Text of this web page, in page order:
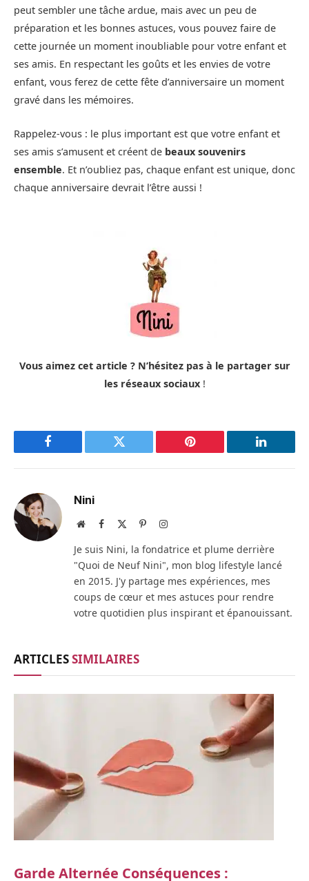
peut sembler une tâche ardue, mais avec un peu de
préparation et les bonnes astuces, vous pouvez faire de
cette journée un moment inoubliable pour votre enfant et
ses amis. En respectant les goûts et les envies de votre
enfant, vous ferez de cette fête d’anniversaire un moment
gravé dans les mémoires.
Rappelez-vous : le plus important est que votre enfant et
ses amis s’amusent et créent de beaux souvenirs
ensemble. Et n’oubliez pas, chaque enfant est unique, donc
chaque anniversaire devrait l’être aussi !
Vous aimez cet article ? N’hésitez pas à le partager sur
les réseaux sociaux!
Facebook Twitter Pinterest LinkedIn
Nini
Site Facebook PinterestInstagram
Je suis Nini, la fondatrice et plume derrière
"Quoi de Neuf Nini", mon blog lifestyle lancé
en 2015. J'y partage mes expériences, mes
coups de cœur et mes astuces pour rendre
votre quotidien plus inspirant et épanouissant.
ARTICLESSIMILAIRES
Garde Alternée Conséquences :